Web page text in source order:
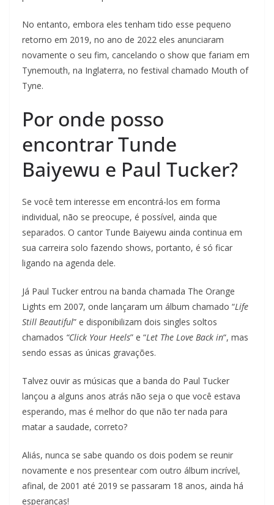
No entanto, embora eles tenham tido esse pequeno
retorno em 2019, no ano de 2022 eles anunciaram
novamente o seu fim, cancelando o show que fariam em
Tynemouth, na Inglaterra, no festival chamado Mouth of
Tyne.
Por onde posso
encontrar Tunde
Baiyewu e Paul Tucker?
Se você tem interesse em encontrá-los em forma
individual, não se preocupe, é possível, ainda que
separados. O cantor Tunde Baiyewu ainda continua em
sua carreira solo fazendo shows, portanto, é só ficar
ligando na agenda dele.
Já Paul Tucker entrou na banda chamada The Orange
Lights em 2007, onde lançaram um álbum chamado “Life
Still Beautiful” e disponibilizam dois singles soltos
chamados “Click Your Heels” e “Let The Love Back in“, mas
sendo essas as únicas gravações.
Talvez ouvir as músicas que a banda do Paul Tucker
lançou a alguns anos atrás não seja o que você estava
esperando, mas é melhor do que não ter nada para
matar a saudade, correto?
Aliás, nunca se sabe quando os dois podem se reunir
novamente e nos presentear com outro álbum incrível,
afinal, de 2001 até 2019 se passaram 18 anos, ainda há
esperanças!